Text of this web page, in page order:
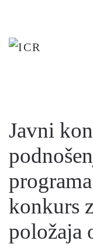
to
Javni
konkurs
položaja